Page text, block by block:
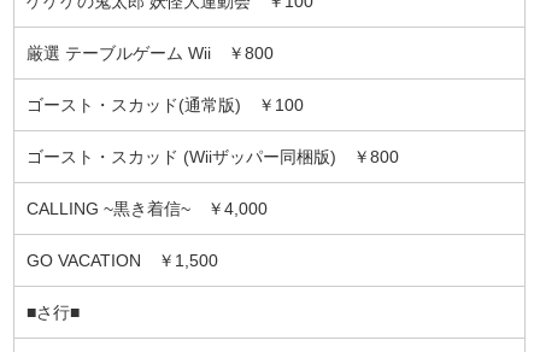
厳選 テーブルゲーム Wii ￥800
ゴースト・スカッド(通常版) ￥100
ゴースト・スカッド (Wiiザッパー同梱版) ￥800
CALLING ~黒き着信~ ￥4,000
GO VACATION ￥1,500
■さ行■